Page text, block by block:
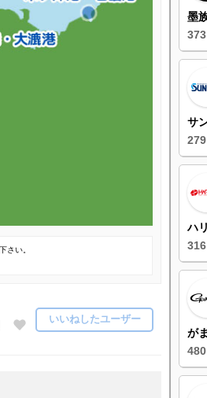
さい。
いいねしたユーザー
墨
373
サ
279
ハ
316
が
480